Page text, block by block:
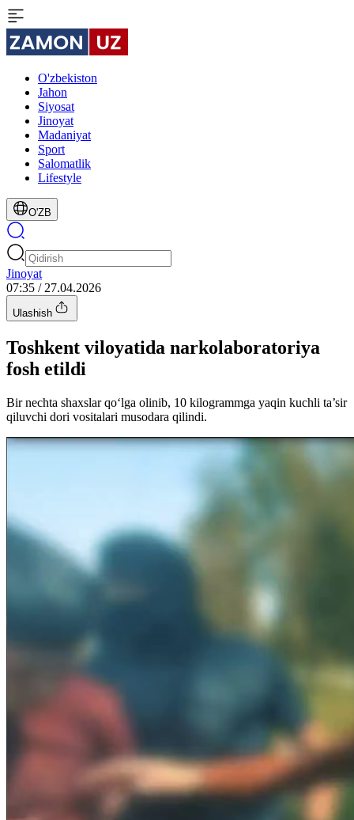
O'zbekiston
Jahon
Siyosat
Jinoyat
Madaniyat
Sport
Salomatlik
Lifestyle
O'ZB
Jinoyat
07:35 / 27.04.2026
Ulashish
Toshkent viloyatida narkolaboratoriya
fosh etildi
Bir nechta shaxslar qo‘lga olinib, 10 kilogrammga yaqin kuchli ta’sir
qiluvchi dori vositalari musodara qilindi.